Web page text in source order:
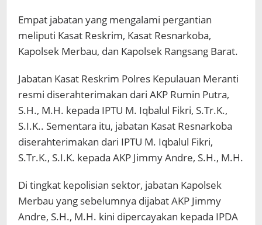
Empat jabatan yang mengalami pergantian
meliputi Kasat Reskrim, Kasat Resnarkoba,
Kapolsek Merbau, dan Kapolsek Rangsang Barat.
Jabatan Kasat Reskrim Polres Kepulauan Meranti
resmi diserahterimakan dari AKP Rumin Putra,
S.H., M.H. kepada IPTU M. Iqbalul Fikri, S.Tr.K.,
S.I.K.. Sementara itu, jabatan Kasat Resnarkoba
diserahterimakan dari IPTU M. Iqbalul Fikri,
S.Tr.K., S.I.K. kepada AKP Jimmy Andre, S.H., M.H.
Di tingkat kepolisian sektor, jabatan Kapolsek
Merbau yang sebelumnya dijabat AKP Jimmy
Andre, S.H., M.H. kini dipercayakan kepada IPDA